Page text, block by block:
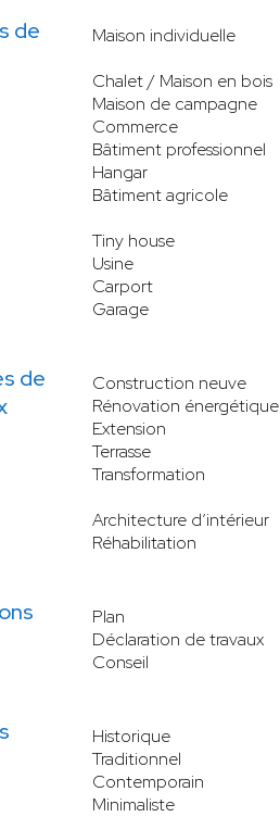
de
Maison individuelle
Chalet / Maison en bois
Maison de campagne
Commerce
Bâtiment professionnel
Hangar
Bâtiment agricole
Tiny house
Usine
Carport
Garage
de
Construction neuve
Rénovation énergétique
Extension
Terrasse
Transformation
Architecture d’intérieur
Réhabilitation
Plan
Déclaration de travaux
Conseil
Historique
Traditionnel
Contemporain
Minimaliste